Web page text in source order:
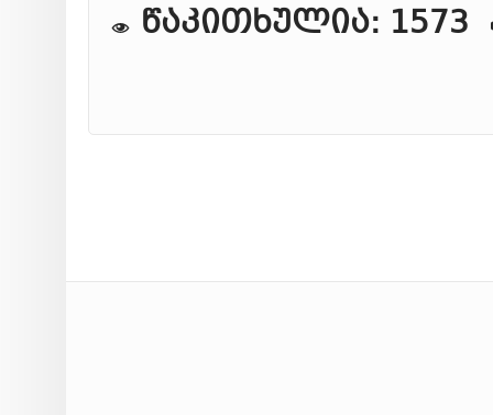
წაკითხულია: 1573